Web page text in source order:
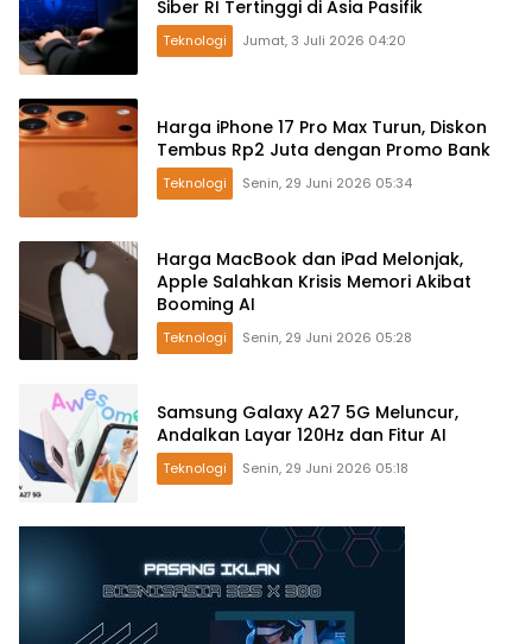
Siber RI Tertinggi di Asia Pasifik
Teknologi Jumat, 3 Juli 2026 04:20
Harga iPhone 17 Pro Max Turun, Diskon
Tembus Rp2 Juta dengan Promo Bank
Teknologi Senin, 29 Juni 2026 05:34
Harga MacBook dan iPad Melonjak,
Apple Salahkan Krisis Memori Akibat
Booming AI
Teknologi Senin, 29 Juni 2026 05:28
Samsung Galaxy A27 5G Meluncur,
Andalkan Layar 120Hz dan Fitur AI
Teknologi Senin, 29 Juni 2026 05:18